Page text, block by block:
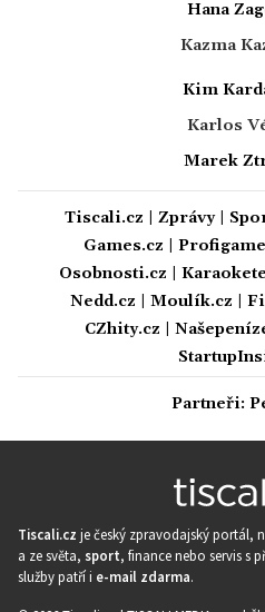
Hana
Kazma
Kim
Karlos
Marek
Tiscali.cz Zprávy|
Games.cz
Osobnosti.cz
Nedd.cz
Moulík.cz
CZhity.cz
Partneři:
Tiscali.cz je český zpravodajský portál,
a ze světa, sport, finance nebo servis s
služby patří i e-mail zdarma.